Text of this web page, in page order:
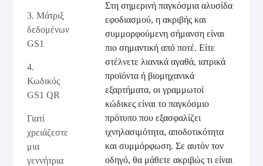
3. Μάτριξ
δεδομένων
GS1
4.
Κωδικός
GS1 QR
Γιατί
χρειάζεστε
μια
γεννήτρια
Στη σημερινή παγκόσμια αλυσίδα
εφοδιασμού, η ακριβής και
συμμορφούμενη σήμανση είναι
πιο σημαντική από ποτέ. Είτε
στέλνετε λιανικά αγαθά, ιατρικά
προϊόντα ή βιομηχανικά
εξαρτήματα, οι γραμμωτοί
κώδικες είναι το παγκόσμιο
πρότυπο που εξασφαλίζει
ιχνηλασιμότητα, αποδοτικότητα
και συμμόρφωση. Σε αυτόν τον
οδηγό, θα μάθετε ακριβώς τι είναι